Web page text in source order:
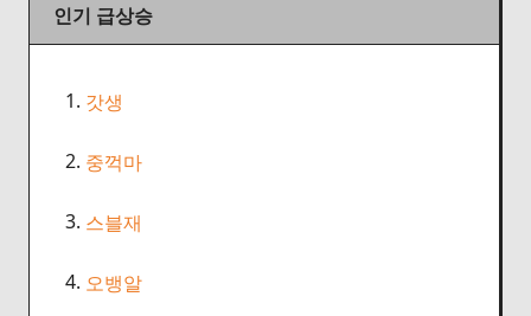
인기 급상승
1. 갓생
2. 중꺽마
3. 스블재
4. 오뱅알